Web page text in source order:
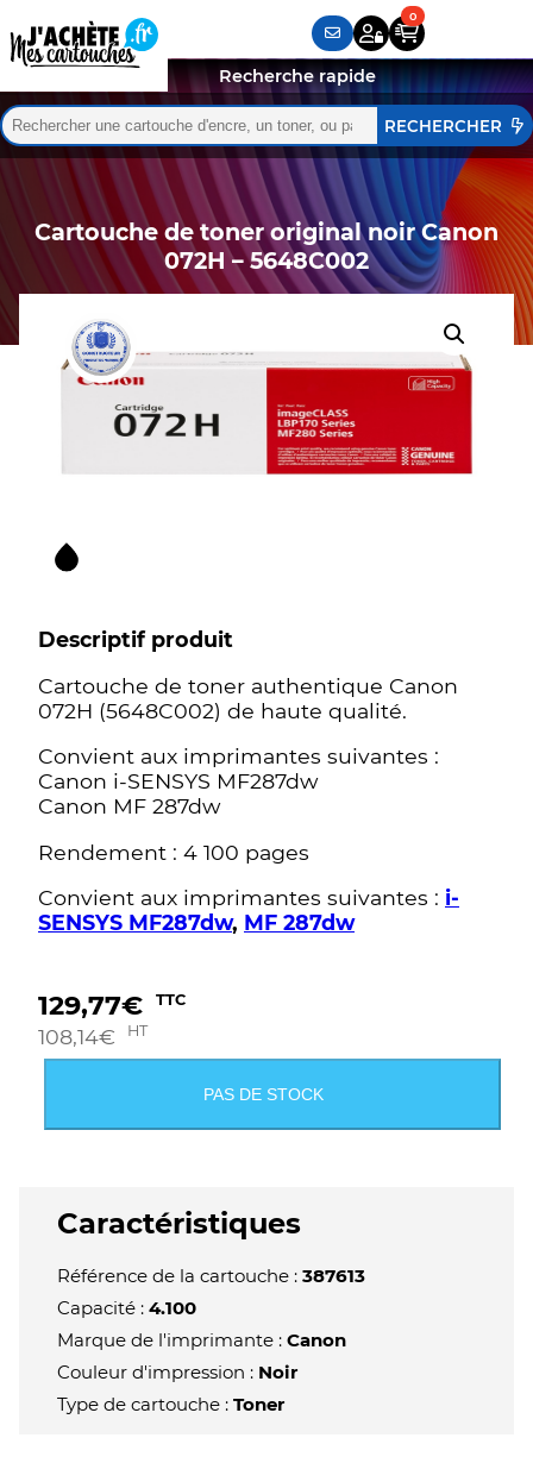
Rechercher :
Quand les résultats de l'auto-complétion sont
Recherche rapide
Cartouche de toner original noir Canon
072H – 5648C002
Descriptif produit
Cartouche de toner authentique Canon
072H (5648C002) de haute qualité.
Convient aux imprimantes suivantes :
Canon i-SENSYS MF287dw
Canon MF 287dw
Rendement : 4 100 pages
Convient aux imprimantes suivantes : i-
SENSYS MF287dw, MF 287dw
129,77€ TTC
108,14€ HT
PAS DE STOCK
Caractéristiques
Référence de la cartouche : 387613
Capacité : 4.100
Marque de l'imprimante : Canon
Couleur d'impression : Noir
Type de cartouche : Toner